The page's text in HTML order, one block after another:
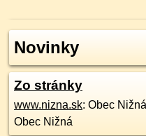
Novinky
Zo stránky
www.nizna.sk: Obec Nižná - Oficiálna stránka obce Nižná
Obec Nižná